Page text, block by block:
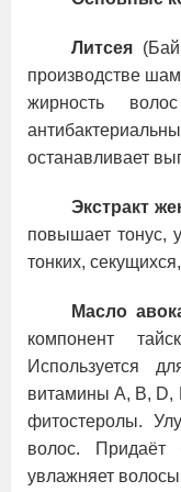
Литсея
производстве
жирность
останавливает
Экстракт
повышает тонус,
тонких,
Масло
компонент
Используется
витамины A, B, D,
фитостеролы.
волос. Придаёт
увлажняет